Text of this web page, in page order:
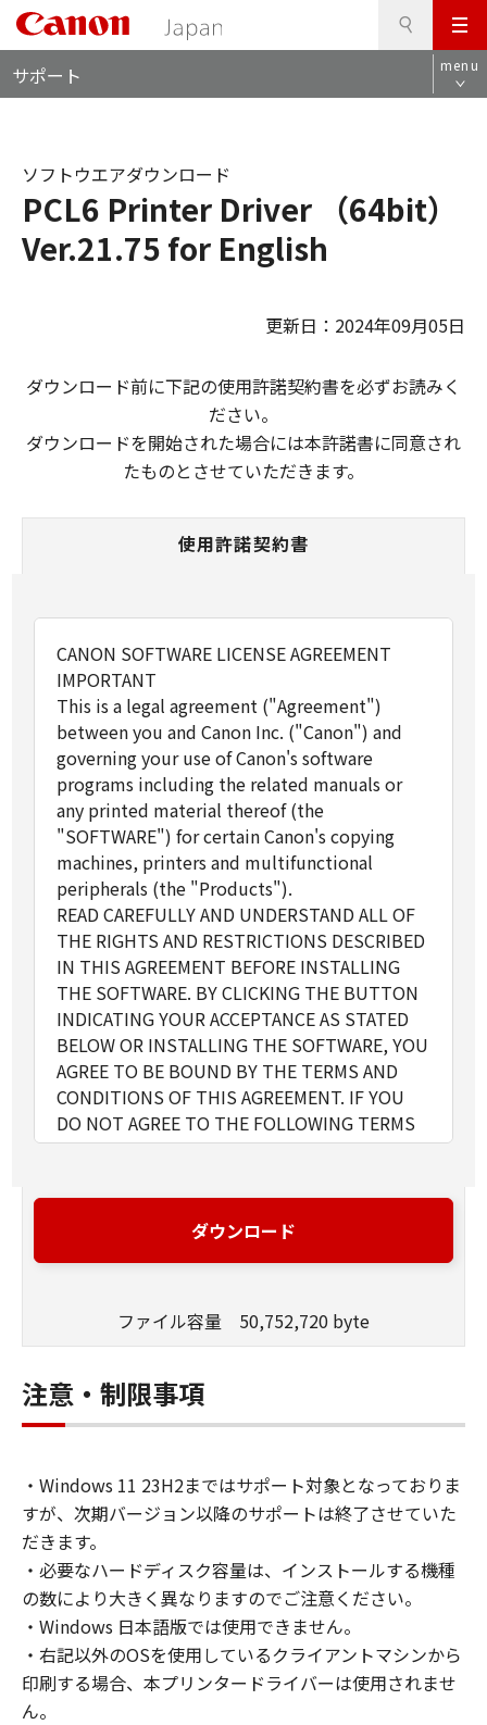
メ
ニ
ュ
サポート menu
PCL6 Printer Driver （64bit）
Ver.21.75 for English
ソフトウエアダウンロード
更新日：2024年09月05日
ダウンロード前に下記の使用許諾契約書を必ずお読みく
ださい。
ダウンロードを開始された場合には本許諾書に同意され
たものとさせていただきます。
使用許諾契約書
CANON SOFTWARE LICENSE AGREEMENT
IMPORTANT
This is a legal agreement ("Agreement")
between you and Canon Inc. ("Canon") and
governing your use of Canon's software
programs including the related manuals or
any printed material thereof (the
"SOFTWARE") for certain Canon's copying
machines, printers and multifunctional
peripherals (the "Products").
READ CAREFULLY AND UNDERSTAND ALL OF
THE RIGHTS AND RESTRICTIONS DESCRIBED
IN THIS AGREEMENT BEFORE INSTALLING
THE SOFTWARE. BY CLICKING THE BUTTON
INDICATING YOUR ACCEPTANCE AS STATED
BELOW OR INSTALLING THE SOFTWARE, YOU
AGREE TO BE BOUND BY THE TERMS AND
CONDITIONS OF THIS AGREEMENT. IF YOU
DO NOT AGREE TO THE FOLLOWING TERMS
AND CONDITIONS OF THIS AGREEMENT, DO
1. GRANT OF LICENSE
Canon grants you a personal, limited and non-
SOFTWARE solely for the use with Products
connected to the Products (the "Designated
Computer").
You may allow other users of other
Computer to use the SOFTWARE, provided
that you must assure that all such users shall
abide by the terms of this Agreement and
shall be subject to restrictions and
obligations borne by you hereunder.
You may make one copy of the SOFTWARE
solely for a back-up purpose.
2. RESTRICTIONS
You shall not use the SOFTWARE except as
ダウンロード
ファイル容量 50,752,720 byte
注意・制限事項
・Windows 11 23H2まではサポート対象となっておりま
すが、次期バージョン以降のサポートは終了させていた
だきます。
・必要なハードディスク容量は、インストールする機種
の数により大きく異なりますのでご注意ください。
・Windows 日本語版では使用できません。
・右記以外のOSを使用しているクライアントマシンから
印刷する場合、本プリンタードライバーは使用されませ
ん。